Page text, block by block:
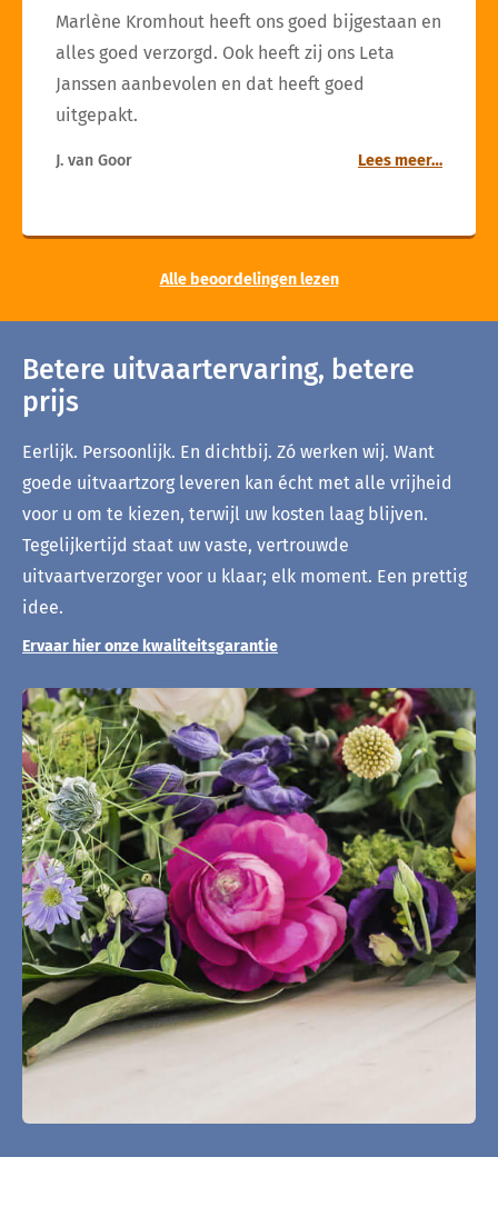
Marlène Kromhout heeft ons goed bijgestaan en
alles goed verzorgd. Ook heeft zij ons Leta
Janssen aanbevolen en dat heeft goed
uitgepakt.
J. van Goor Lees meer…
Alle beoordelingen lezen
Betere uitvaartervaring, betere
prijs
Eerlijk. Persoonlijk. En dichtbij. Zó werken wij. Want
goede uitvaartzorg leveren kan écht met alle vrijheid
voor u om te kiezen, terwijl uw kosten laag blijven.
Tegelijkertijd staat uw vaste, vertrouwde
uitvaartverzorger voor u klaar; elk moment. Een prettig
idee.
Ervaar hier onze kwaliteitsgarantie